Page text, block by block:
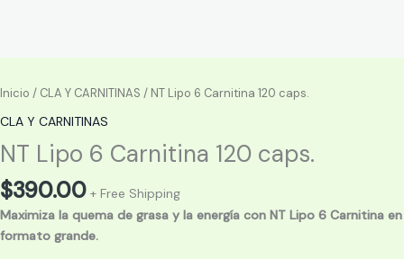
Inicio / CLA Y CARNITINAS / NT Lipo 6 Carnitina 120 caps.
CLA Y CARNITINAS
NT Lipo 6 Carnitina 120 caps.
$390.00 + Free Shipping
Maximiza la quema de grasa y la energía con NT Lipo 6 Carnitina en
formato grande.